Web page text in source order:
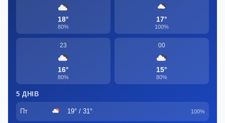
18°
80%
17°
100%
23
16°
80%
00
15°
80%
5 ДНІВ
Пт 19° / 31° 100%